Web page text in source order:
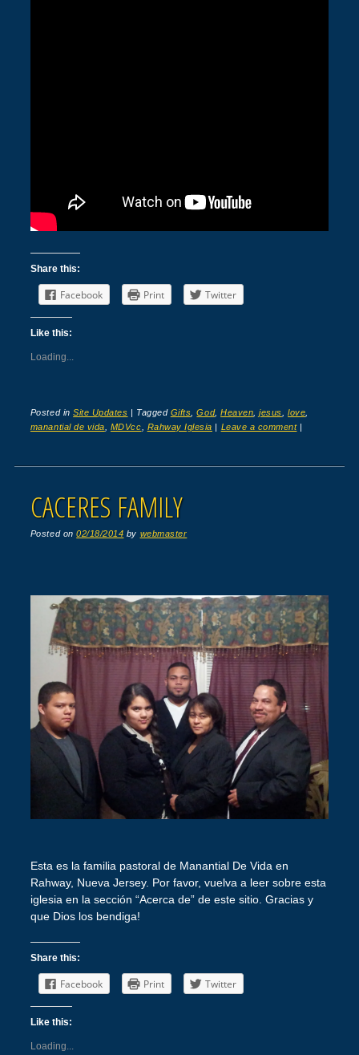
Share this:
Facebook Print Twitter
Like this:
Loading...
Posted inSite Updates | Tagged Gifts ,God,Heaven ,jesus love
manantial de vida
MDVcc Rahway Iglesia | Leave a comment |
CACERES FAMILY
Posted on02/18/2014 by webmaster
Esta es la familia pastoral de Manantial De Vida en
Rahway, Nueva Jersey. Por favor, vuelva a leer sobre esta
iglesia en la sección “Acerca de” de este sitio. Gracias y
que Dios los bendiga!
Share this:
Facebook Print Twitter
Like this:
Loading...